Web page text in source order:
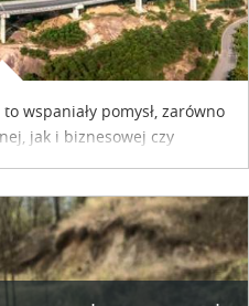
wspaniały pomysł, zarówno
jak i biznesowej czy
Vignette.